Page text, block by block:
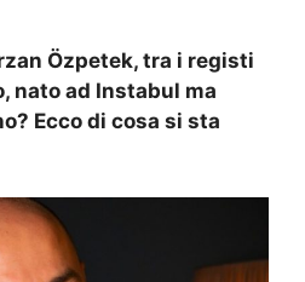
Özpetek, tra i registi
nato ad Instabul ma
Ecco di cosa si sta